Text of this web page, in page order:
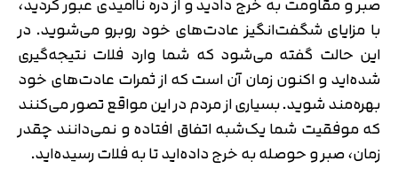
با مزایای شگفت‌انگیز عادت‌های خود روبرو می‌شوید. در
این حالت گفته می‌شود که شما وارد فلات نتیجه‌گیری
شده‌اید و اکنون زمان آن است که از ثمرات عادت‌های خود
بهره‌مند شوید. بسیاری از مردم در این مواقع تصور می‌کنند
که موفقیت شما یک‌شبه اتفاق افتاده و نمی‌دانند چقدر
زمان، صبر و حوصله به خرج داده‌اید تا به فلات رسیده‌اید.